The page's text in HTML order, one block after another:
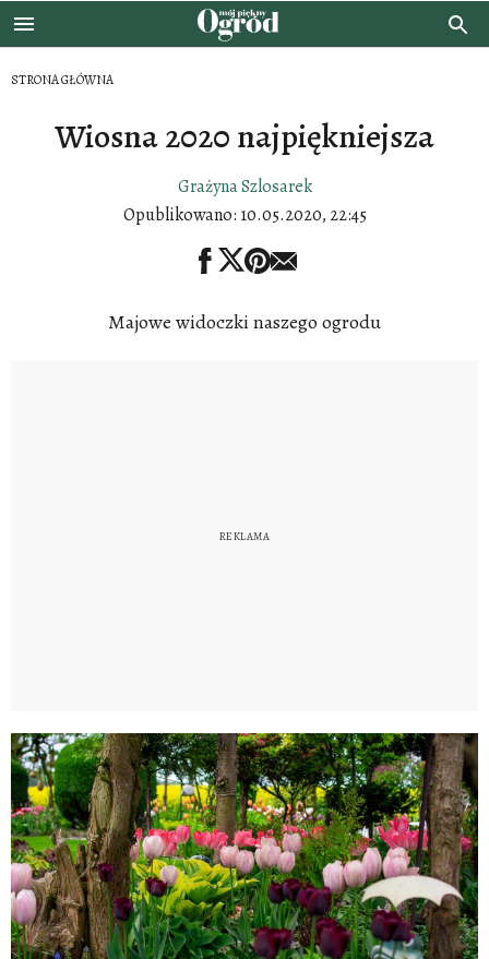
STRONA GŁÓWNA
Wiosna 2020 najpiękniejsza
Grażyna Szlosarek
Opublikowano: 10.05.2020, 22:45
Majowe widoczki naszego ogrodu